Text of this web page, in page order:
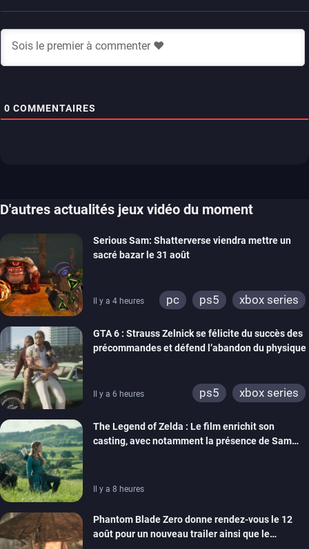
0 COMMENTAIRES
D'autres actualités jeux vidéo du moment
Serious Sam: Shatterverse viendra mettre un
sacré bazar le 31 août
Il y a 4 heures pc ps5 xbox series
GTA 6 : Strauss Zelnick se félicite du succès des
précommandes et défend l’abandon du physique
Il y a 6 heures ps5 xbox series
The Legend of Zelda : Le film enrichit son
casting, avec notamment la présence de Sam
Il y a 8 heures
Phantom Blade Zero donne rendez-vous le 12
août pour un nouveau trailer ainsi que le